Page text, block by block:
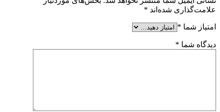
علامت‌گذاری شده‌اند *
امتیاز شما *
دیدگاه شما *